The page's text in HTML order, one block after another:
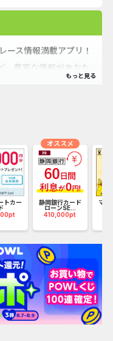
ース情報満載アプリ！
豊富な情報があなた
ジャパンカップ・有馬
であなたをフォロー
はずです。
トカー
ド
静岡銀行カード
ローンSE...
410,000pt
オススメ
マネ